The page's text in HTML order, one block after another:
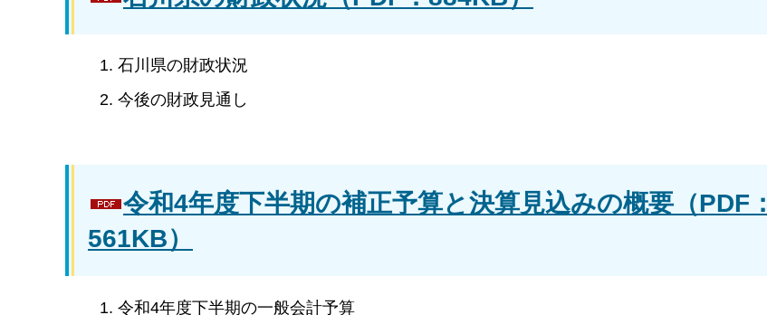
石川県の財政状況
今後の財政見通し
令和4年度下半期の補正予算と決算見込みの概要（PDF：
561KB）
令和4年度下半期の一般会計予算